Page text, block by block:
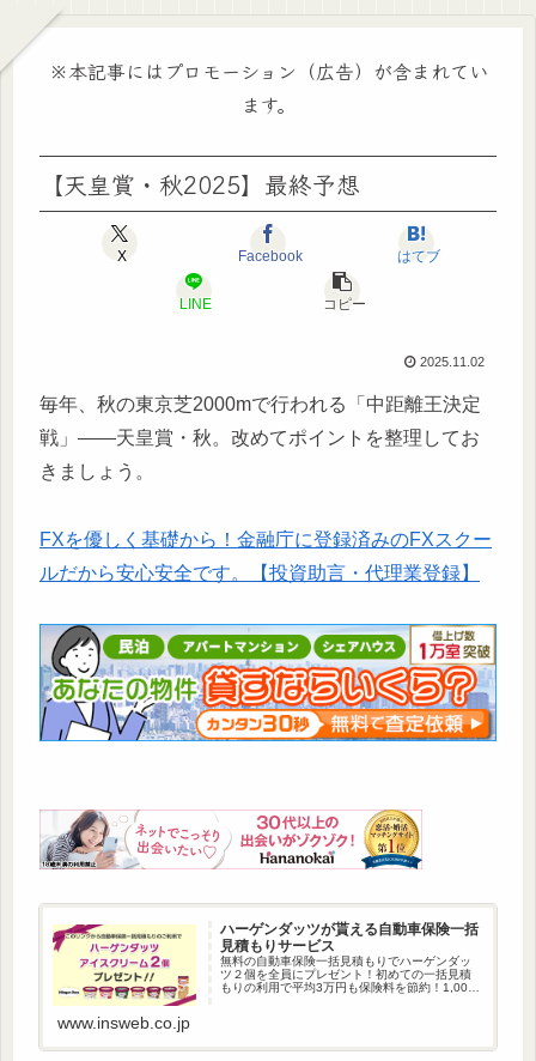
※本記事にはプロモーション（広告）が含まれてい
ます。
【天皇賞・秋2025】最終予想
X Facebook はてブ
LINE コピー
2025.11.02
毎年、秋の東京芝2000mで行われる「中距離王決定
戦」――天皇賞・秋。改めてポイントを整理してお
きましょう。
FXを優しく基礎から！金融庁に登録済みのFXスクー
ルだから安心安全です。【投資助言・代理業登録】
ハーゲンダッツが貰える自動車保険一括
見積もりサービス
無料の自動車保険一括見積もりでハーゲンダッ
ツ２個を全員にプレゼント！初めての一括見積
もりの利用で平均3万円も保険料を節約！1,000
www.insweb.co.jp